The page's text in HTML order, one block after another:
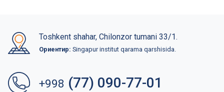
Toshkent shahar, Chilonzor tumani 33/1.
Ориентир: Singapur institut qarama qarshisida.
+998 (77) 090-77-01